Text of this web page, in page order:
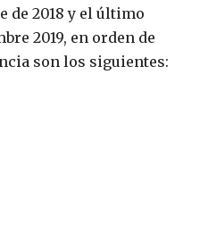
de 2018 y el último
2019, en orden de
son los siguientes: